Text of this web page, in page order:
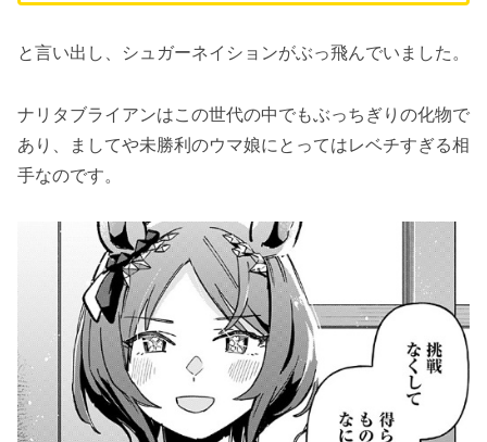
と言い出し、シュガーネイションがぶっ飛んでいました。
ナリタブライアンはこの世代の中でもぶっちぎりの化物で
あり、ましてや未勝利のウマ娘にとってはレベチすぎる相
手なのです。